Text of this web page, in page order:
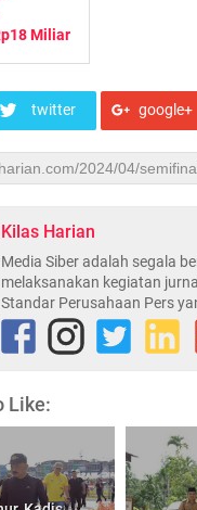
Miliar
twitter google+
Kilas Harian
Media Siber adalah segala
melaksanakan kegiatan
Standar Perusahaan Pers
Like: